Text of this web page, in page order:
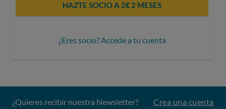
HAZTE SOCIO A 2€ 2 MESES
¿Eres socio? Accede a tu cuenta
¿Quieres recibir nuestra Newsletter? Crea una cuenta